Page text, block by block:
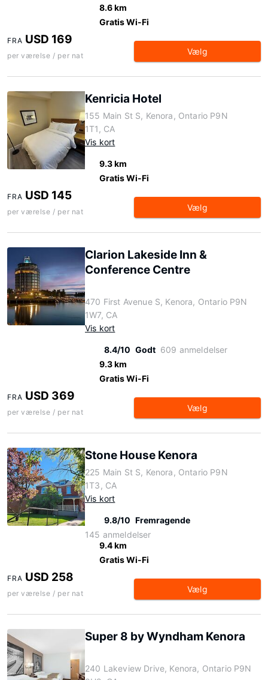
8.6 km
Gratis Wi-Fi
FRA USD 169
per værelse / per nat Vælg
Kenricia Hotel
155 Main St S, Kenora, Ontario P9N
1T1, CA
Vis kort
9.3 km
Gratis Wi-Fi
FRA USD 145
per værelse / per nat Vælg
Clarion Lakeside Inn &
Conference Centre
470 First Avenue S, Kenora, Ontario P9N
1W7, CA
Vis kort
8.4/10 Godt 609 anmeldelser
9.3 km
Gratis Wi-Fi
FRA USD 369
per værelse / per nat Vælg
Stone House Kenora
225 Main St S, Kenora, Ontario P9N
1T3, CA
Vis kort
9.8/10 Fremragende
145 anmeldelser
9.4 km
Gratis Wi-Fi
FRA USD 258
per værelse / per nat Vælg
Super 8 by Wyndham Kenora
240 Lakeview Drive, Kenora, Ontario P9N